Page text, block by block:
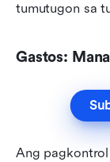
tumutugon sa
Gastos:
Ang pagkontrol